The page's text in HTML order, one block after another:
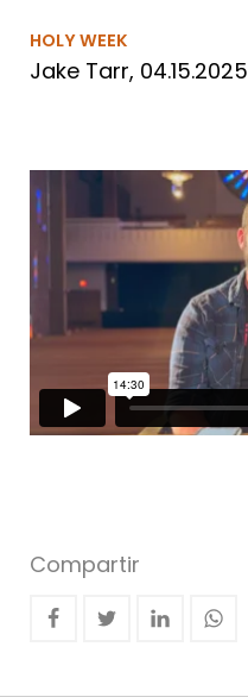
HOLY WEEK
Jake Tarr, 04.15.2025
Compartir